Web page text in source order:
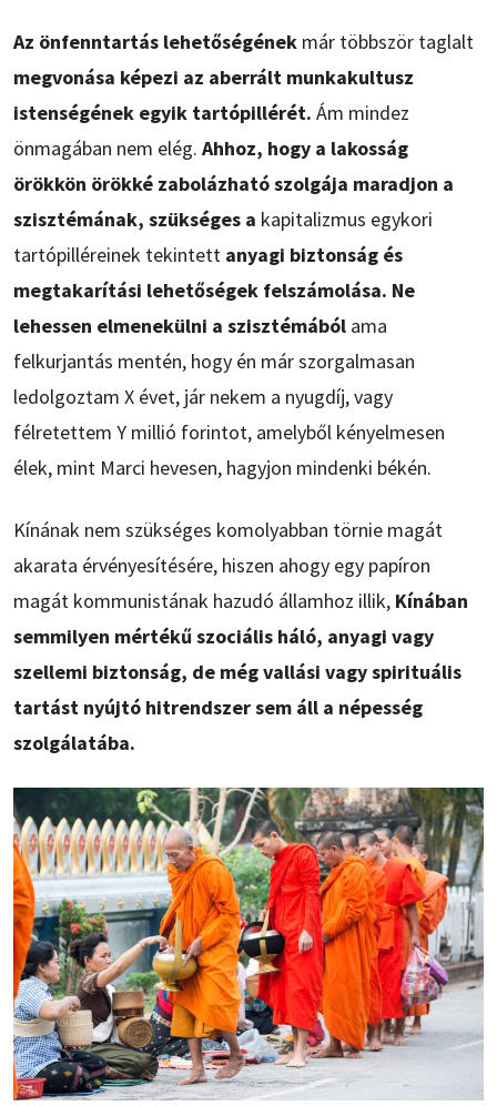
Az önfenntartás lehetőségének már többször taglalt
megvonása képezi az aberrált munkakultusz
istenségének egyik tartópillérét. Ám mindez
önmagában nem elég. Ahhoz, hogy a lakosság
örökkön örökké zabolázható szolgája maradjon a
szisztémának, szükséges a kapitalizmus egykori
tartópilléreinek tekintett anyagi biztonság és
megtakarítási lehetőségek felszámolása. Ne
lehessen elmenekülni a szisztémából ama
felkurjantás mentén, hogy én már szorgalmasan
ledolgoztam X évet, jár nekem a nyugdíj, vagy
félretettem Y millió forintot, amelyből kényelmesen
élek, mint Marci hevesen, hagyjon mindenki békén.
Kínának nem szükséges komolyabban törnie magát
akarata érvényesítésére, hiszen ahogy egy papíron
magát kommunistának hazudó államhoz illik, Kínában
semmilyen mértékű szociális háló, anyagi vagy
szellemi biztonság, de még vallási vagy spirituális
tartást nyújtó hitrendszer sem áll a népesség
szolgálatába.